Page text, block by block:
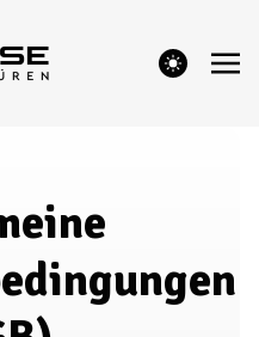
theme switcher